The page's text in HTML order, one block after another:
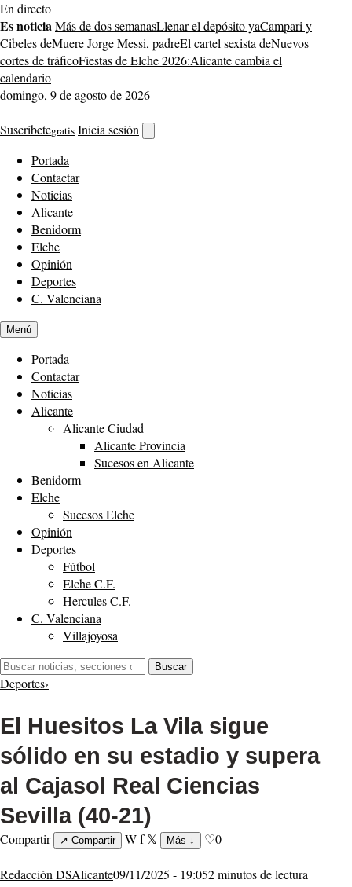
Saltar
al
contenido
En directo
Es noticiaMás de dos semanasLlenar el depósito yaCampari y
Cibeles deMuere Jorge Messi, padreEl cartel sexista deNuevos
cortes de tráficoFiestas de Elche 2026:Alicante cambia el
calendario
domingo, 9 de agosto de 2026
Suscríbetegratis Inicia sesión
buscador
Portada
Contactar
Noticias
Alicante
Benidorm
Elche
Opinión
Deportes
C. Valenciana
Menú
Portada
Contactar
Noticias
Alicante
Alicante Ciudad
Alicante Provincia
Sucesos en Alicante
Benidorm
Elche
Sucesos Elche
Opinión
Deportes
Fútbol
Elche C.F.
Hercules C.F.
C. Valenciana
Villajoyosa
Buscar:
Buscar
Deportes›
El Huesitos La Vila sigue
sólido en su estadio y supera
al Cajasol Real Ciencias
Sevilla (40-21)
Compartir ↗ Compartir Wf 𝕏 Más ↓ ♡0
Redacción DSAlicante09/11/2025 - 19:052 minutos de lectura